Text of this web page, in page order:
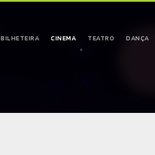
BILHETEIRA CINEMA TEATRO DANÇA